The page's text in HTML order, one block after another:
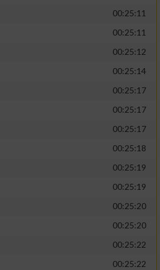
00:25:11
00:25:11
00:25:12
00:25:14
00:25:17
00:25:17
00:25:17
00:25:18
00:25:19
00:25:19
00:25:20
00:25:20
00:25:22
00:25:22